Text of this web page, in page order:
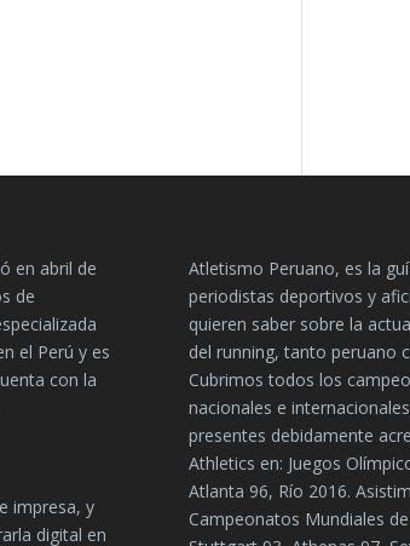
en abril de
de
el Perú y es
con la
impresa, y
digital en
Atletismo Peruano, es la
periodistas deportivos y
quieren saber sobre la
del running, tanto peruano
Cubrimos todos los
nacionales e
presentes debidamente
Athletics en: Juegos
Atlanta 96, Río 2016.
Campeonatos Mundiales